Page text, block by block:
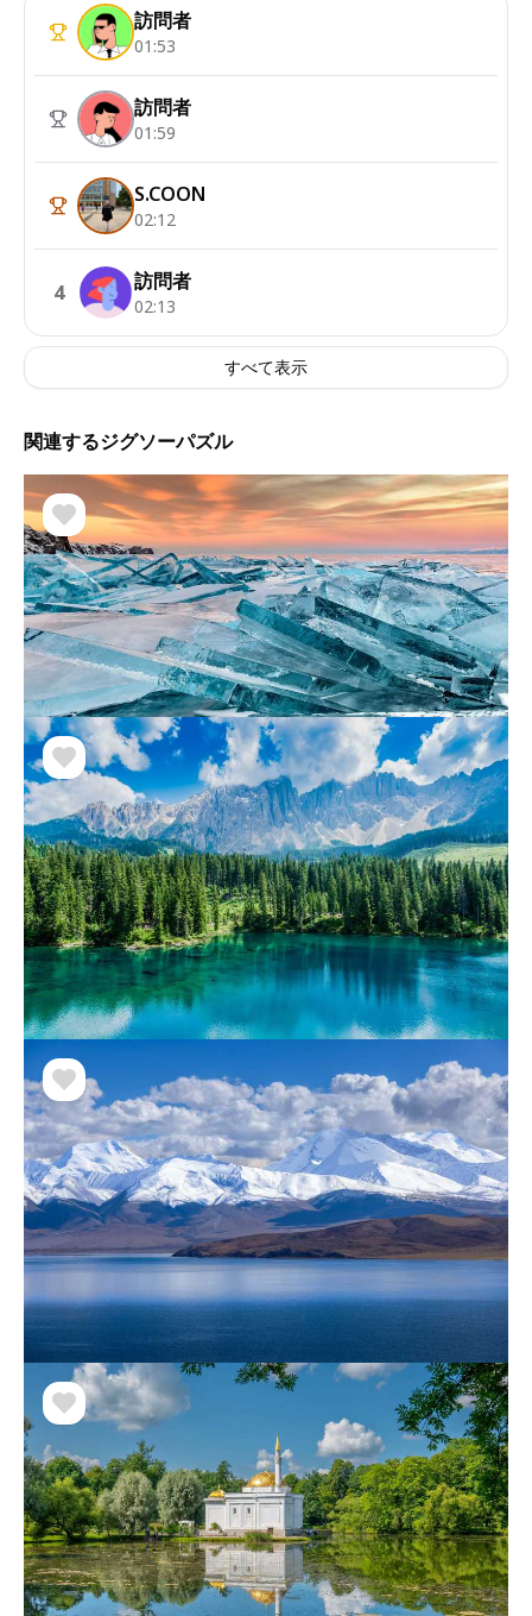
訪問者
01:53
訪問者
01:59
S.COON
02:12
4 訪問者
02:13
すべて表示
関連するジグソーパズル